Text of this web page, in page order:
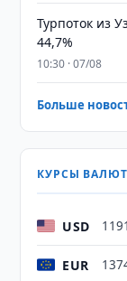
Турпоток из
44,7%
10:30 · 07/08
Больше
КУРСЫ ВАЛЮТ
USD
EUR